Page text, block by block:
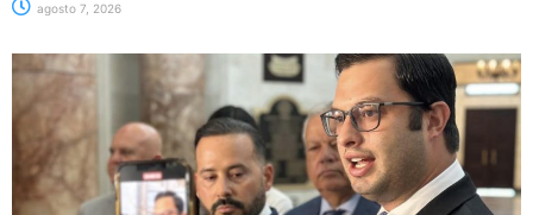
agosto 7, 2026